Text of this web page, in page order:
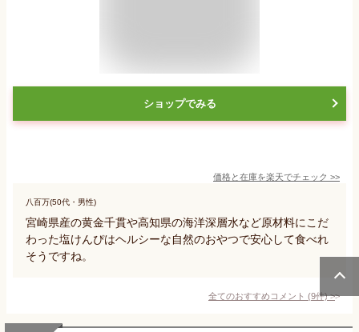
ショップでみる
価格と在庫を楽天でチェック >>
八百万(50代・男性)
宮崎県産の黄金千貫や高知県の海洋深層水など原材料にこだ
わった塩けんぴはヘルシーな自然のおやつで安心して食べれ
そうですね。
全てのおすすめコメント (9件)>